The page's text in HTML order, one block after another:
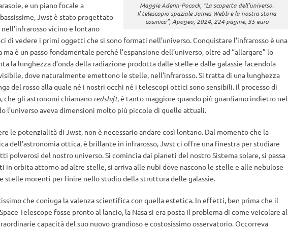
Maggie Aderin-Pocock, “La scoperta dell’universo.
Il telescopio spaziale James Webb e la nostra storia
cosmica”, Apogeo, 2024, 224 pagine, 35 euro
e un piano focale a
Jwst è stato progettato
nell’infrarosso vicino e lontano
di vedere i primi oggetti che si sono formati nell’universo. Conquistare l’infrarosso è una
è un passo fondamentale perché l’espansione dell’universo, oltre ad “allargare” lo
la lunghezza d’onda della radiazione prodotta dalle stelle e dalle galassie facendola
dove naturalmente emettono le stelle, nell’infrarosso. Si tratta di una lunghezza
del rosso alla quale né i nostri occhi né i telescopi ottici sono sensibili. Il processo di
che gli astronomi chiamano redshift, è tanto maggiore quando più guardiamo indietro nel
l’universo aveva dimensioni molto più piccole di quelle attuali.
le potenzialità di Jwst, non è necessario andare così lontano. Dal momento che la
dell’astronomia ottica, è brillante in infrarosso, Jwst ci offre una finestra per studiare
polverosi del nostro universo. Si comincia dai pianeti del nostro Sistema solare, si passa
in orbita attorno ad altre stelle, si arriva alle nubi dove nascono le stelle e alle nebulose
stelle morenti per finire nello studio della struttura delle galassie.
che coniuga la valenza scientifica con quella estetica. In effetti, ben prima che il
Telescope fosse pronto al lancio, la Nasa si era posta il problema di come veicolare al
capacità del suo nuovo grandioso e costosissimo osservatorio. Occorreva